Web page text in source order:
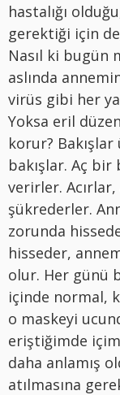
hastalığı
gerektiği için
Nasıl ki bugün
aslında
virüs gibi her
Yoksa eril
korur?
bakışlar. Aç
verirler.
şükrederler.
zorunda
hisseder,
olur. Her günü
içinde normal,
o maskeyi
eriştiğimde
daha anlamış
atılmasına